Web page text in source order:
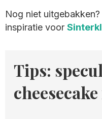
Nog niet
inspiratie voor
Tips: